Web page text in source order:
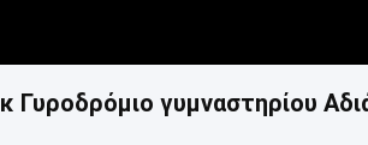
γυμναστηρίου